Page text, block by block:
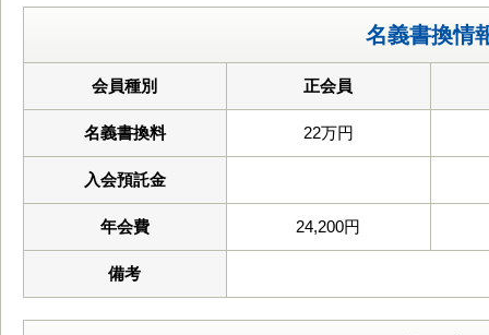
名義書換情
会員種別 正会員
名義書換料 22万円
入会預託金
年会費 24,200円
備考